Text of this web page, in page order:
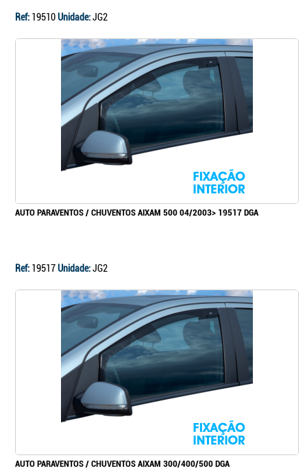
Ref: 19510Unidade:JG2
AUTO PARAVENTOS / CHUVENTOS AIXAM 500 04/2003> 19517 DGA
Ref: 19517Unidade:JG2
AUTO PARAVENTOS / CHUVENTOS AIXAM 300/400/500 DGA